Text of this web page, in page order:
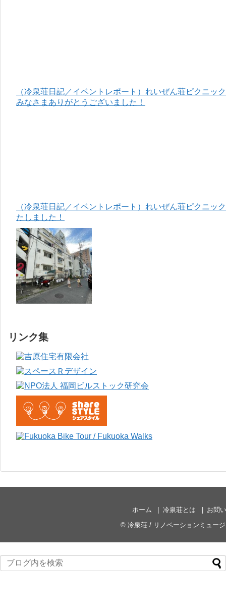
（冷泉荘日記／イベントレポート）れいぜん荘ピクニッ
みなさまありがとうございました！
（冷泉荘日記／イベントレポート）れいぜん荘ピクニッ
たしました！
リンク集
ホーム 冷泉荘とは
お問
© 冷泉荘 / リノベーションミュー